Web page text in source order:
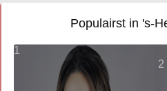
Populairst in 's-
1
2